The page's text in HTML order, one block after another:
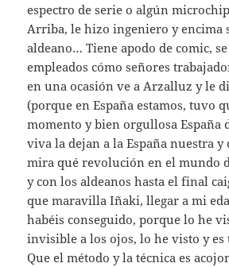
espectro de serie o algún
Arriba, le hizo ingeniero y encima
aldeano… Tiene apodo de comic,
empleados cómo señores
en una ocasión ve a Arzalluz y le
(porque en España estamos, tuvo
momento y bien orgullosa España
viva la dejan a la España nuestra y
mira qué revolución en el mundo
y con los aldeanos hasta el final
que maravilla Iñaki, llegar a mi
habéis conseguido, porque lo he
invisible a los ojos, lo he visto y
Que el método y la técnica es